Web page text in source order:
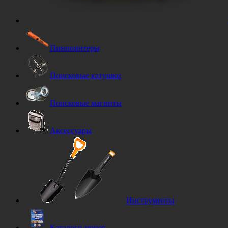
Пинпоинтеры
Поисковые катушки
Поисковые магниты
Аксессуары
Инструменты